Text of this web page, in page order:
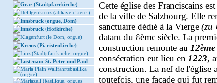
Graz (Stadtpfarrkirche)
Heiligenkreuz (abbaye cisterc.)
Innsbruck (orgue, Dom)
Innsbruck (Hofkirche)
Klagenfurt (le Dom, orgue)
Krems (Piaristenkirche)
Linz (Stadtpfarrkirche, orgue)
Lustenau: St. Peter und Paul
Maria Plain Wallfahrtsbasilika
(orgue)
Mariazell (basilique, orgues
Cette église des Franciscains
de la ville de Salzbourg. Elle
sanctuaire dédié à la Vierge (zu
datant du 8ème siècle. La
construction remonte au
consécration eut lieu en 1223,
construction. La nef de l'église
toutefois, une façade qui fut